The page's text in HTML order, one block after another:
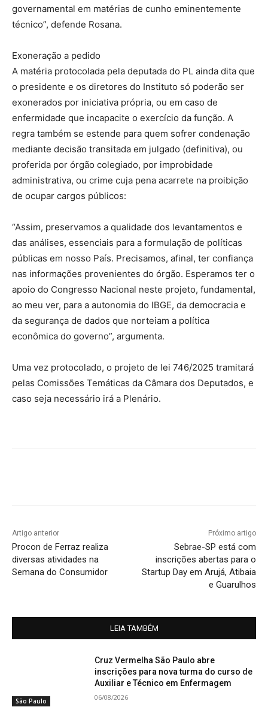
governamental em matérias de cunho eminentemente
técnico”, defende Rosana.
Exoneração a pedido
A matéria protocolada pela deputada do PL ainda dita que
o presidente e os diretores do Instituto só poderão ser
exonerados por iniciativa própria, ou em caso de
enfermidade que incapacite o exercício da função. A
regra também se estende para quem sofrer condenação
mediante decisão transitada em julgado (definitiva), ou
proferida por órgão colegiado, por improbidade
administrativa, ou crime cuja pena acarrete na proibição
de ocupar cargos públicos:
“Assim, preservamos a qualidade dos levantamentos e
das análises, essenciais para a formulação de políticas
públicas em nosso País. Precisamos, afinal, ter confiança
nas informações provenientes do órgão. Esperamos ter o
apoio do Congresso Nacional neste projeto, fundamental,
ao meu ver, para a autonomia do IBGE, da democracia e
da segurança de dados que norteiam a política
econômica do governo”, argumenta.
Uma vez protocolado, o projeto de lei 746/2025 tramitará
pelas Comissões Temáticas da Câmara dos Deputados, e
caso seja necessário irá a Plenário.
Artigo anterior
Procon de Ferraz realiza
diversas atividades na
Semana do Consumidor
Próximo artigo
Sebrae-SP está com
inscrições abertas para o
Startup Day em Arujá, Atibaia
e Guarulhos
LEIA TAMBÉM
São Paulo
Cruz Vermelha São Paulo abre
inscrições para nova turma do curso de
Auxiliar e Técnico em Enfermagem
06/08/2026